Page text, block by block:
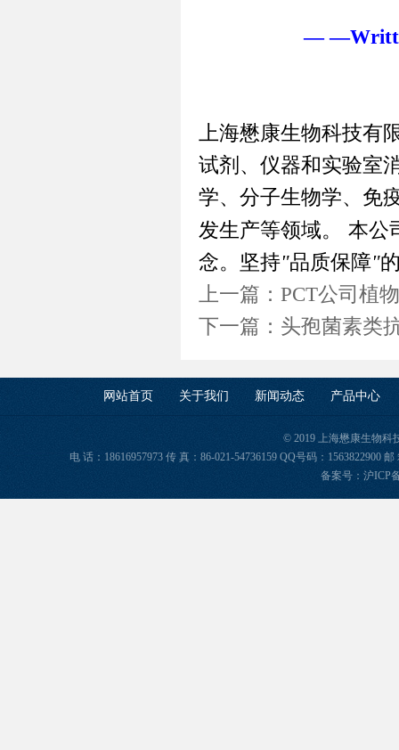
—
上海懋康生物科技有
试剂、仪器和实验室
学、分子生物学、免
发生产等领域。
本公
念。坚持"品质保障"
上一篇： PCT公司植
下一篇： 头孢菌素类
网站首页 关于我们 新闻动态 产品中心
© 2019 上海懋康生物科
电 话：18616957973 传 真：86-021-54736159 QQ号码：1563822900
备案号： 沪ICP